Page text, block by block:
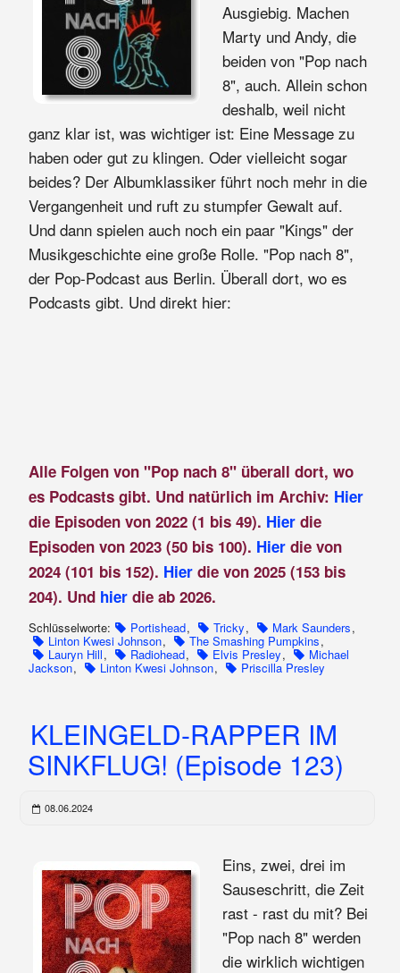
Ausgiebig. Machen
Marty und Andy, die
beiden von "Pop nach
8", auch. Allein schon
deshalb, weil nicht
ganz klar ist, was wichtiger ist: Eine Message zu
haben oder gut zu klingen. Oder vielleicht sogar
beides? Der Albumklassiker führt noch mehr in die
Vergangenheit und ruft zu stumpfer Gewalt auf.
Und dann spielen auch noch ein paar "Kings" der
Musikgeschichte eine große Rolle. "Pop nach 8",
der Pop-Podcast aus Berlin. Überall dort, wo es
Podcasts gibt. Und direkt hier:
Alle Folgen von "Pop nach 8" überall dort, wo
es Podcasts gibt. Und natürlich im Archiv: Hier
die Episoden von 2022 (1 bis 49). Hierdie
Episoden von 2023 (50 bis 100). Hier die von
2024 (101 bis 152). Hier die von 2025 (153 bis
204). Und hier die ab 2026.
Schlüsselworte: Portishead, Tricky, Mark Saunders,
Linton Kwesi Johnson, The Smashing Pumpkins,
Lauryn Hill, Radiohead, Elvis Presley, Michael
Jackson, Linton Kwesi Johnson, Priscilla Presley
KLEINGELD-RAPPER IM
SINKFLUG! (Episode 123)
08.06.2024
Eins, zwei, drei im
Sauseschritt, die Zeit
rast - rast du mit? Bei
"Pop nach 8" werden
die wirklich wichtigen